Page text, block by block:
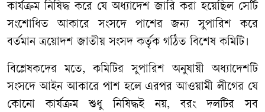
কার্যক্রম নিষিদ্ধ করে যে অধ্যাদেশ জারি করা হয়েছিল সেটি
সংশোধিত আকারে সংসদে পাশের জন্য সুপারিশ করে
বর্তমান ত্রয়োদশ জাতীয় সংসদ কর্তৃক গঠিত বিশেষ কমিটি।
বিশ্লেষকদের মতে, কমিটির সুপারিশ অনুযায়ী অধ্যাদেশটি
সংসদে আইন আকারে পাশ হলে এরপর আওয়ামী লীগের যে
কোনো কার্যক্রম শুধু নিষিদ্ধই নয়, বরং দলটির সব